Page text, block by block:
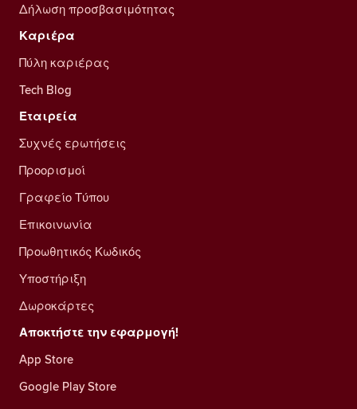
Δήλωση προσβασιμότητας
Καριέρα
Πύλη καριέρας
Tech Blog
Εταιρεία
Συχνές ερωτήσεις
Προορισμοί
Γραφείο Τύπου
Επικοινωνία
Προωθητικός Κωδικός
Υποστήριξη
Δωροκάρτες
Αποκτήστε την εφαρμογή!
App Store
Google Play Store